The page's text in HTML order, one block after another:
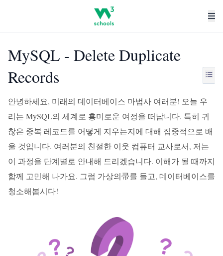
MySQL - Delete Duplicate
Records
안녕하세요, 미래의 데이터베이스 마법사 여러분! 오늘 우
리는 MySQL의 세계로 흥미로운 여정을 떠납니다. 특히 귀
찮은 중복 레코드를 어떻게 지우는지에 대해 집중적으로 배
울 것입니다. 여러분의 친절한 이웃 컴퓨터 교사로서, 저는
이 과정을 단계별로 안내해 드리겠습니다. 이해가 될 때까지
함께 고민해 나가요. 그럼 가상의帚를 들고, 데이터베이스를
청소해봅시다!